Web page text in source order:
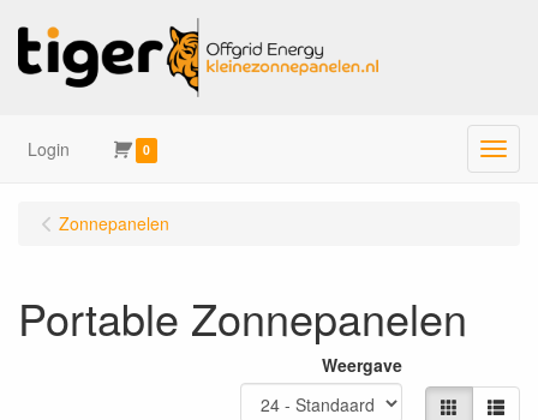
Login 0 Menu
Zonnepanelen
Portable Zonnepanelen
Weergave